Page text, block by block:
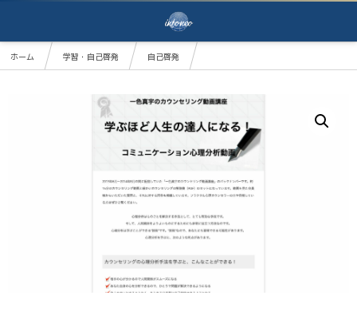
ホーム 学習・自己啓発
自己啓発